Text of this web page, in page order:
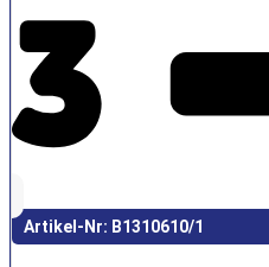
Artikel-Nr: B1310610/1